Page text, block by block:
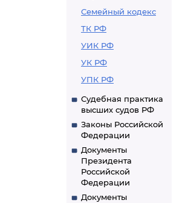
Семейный кодекс
ТК РФ
УИК РФ
УК РФ
УПК РФ
Судебная практика
высших судов РФ
Законы Российской
Федерации
Документы
Президента
Российской
Федерации
Документы